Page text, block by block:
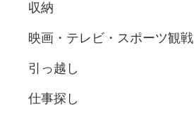
収納
映画・テレビ・スポーツ観戦
引っ越し
仕事探し